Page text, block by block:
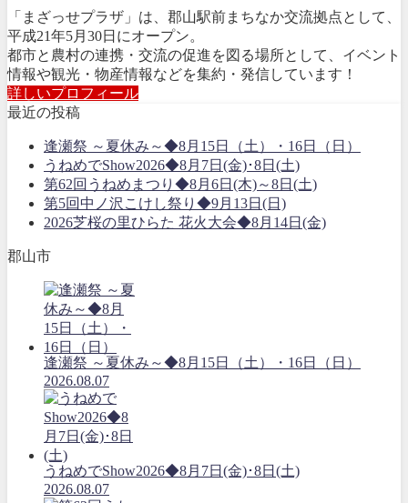
「まざっせプラザ」は、郡山駅前まちなか交流拠点として、
平成21年5月30日にオープン。
都市と農村の連携・交流の促進を図る場所として、イベント
情報や観光・物産情報などを集約・発信しています！
詳しいプロフィール
最近の投稿
逢瀬祭 ～夏休み～◆8月15日（土）・16日（日）
うねめでShow2026◆8月7日(金)･8日(土)
第62回うねめまつり◆8月6日(木)～8日(土)
第5回中ノ沢こけし祭り◆9月13日(日)
2026芝桜の里ひらた 花火大会◆8月14日(金)
郡山市
逢瀬祭 ～夏休み～◆8月15日（土）・16日（日）
2026.08.07
うねめでShow2026◆8月7日(金)･8日(土)
2026.08.07